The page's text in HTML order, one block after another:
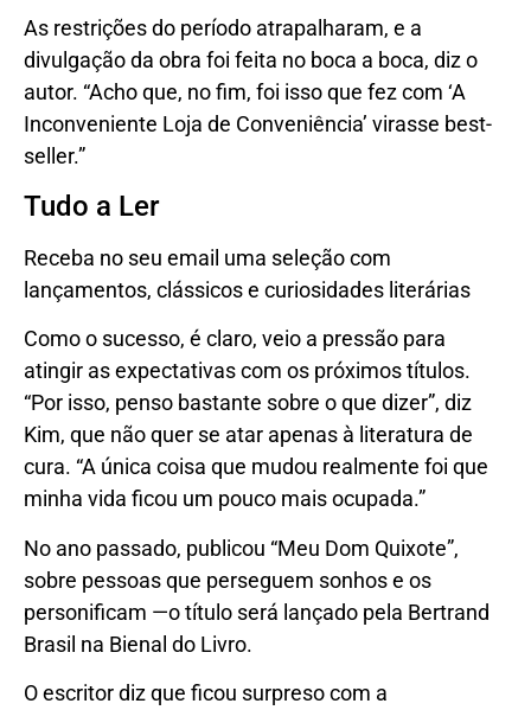
As restrições do período atrapalharam, e a
divulgação da obra foi feita no boca a boca, diz o
autor. “Acho que, no fim, foi isso que fez com ‘A
Inconveniente Loja de Conveniência’ virasse best-
seller.”
Tudo a Ler
Receba no seu email uma seleção com
lançamentos, clássicos e curiosidades literárias
Como o sucesso, é claro, veio a pressão para
atingir as expectativas com os próximos títulos.
“Por isso, penso bastante sobre o que dizer”, diz
Kim, que não quer se atar apenas à literatura de
cura. “A única coisa que mudou realmente foi que
minha vida ficou um pouco mais ocupada.”
No ano passado, publicou “Meu Dom Quixote”,
sobre pessoas que perseguem sonhos e os
personificam —o título será lançado pela Bertrand
Brasil na Bienal do Livro.
O escritor diz que ficou surpreso com a